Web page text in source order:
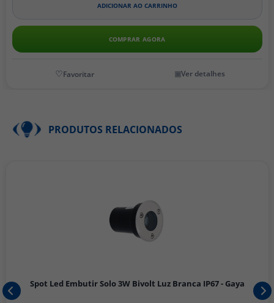
ADICIONAR AO CARRINHO
COMPRAR AGORA
Ver detalhes
PRODUTOS RELACIONADOS
Spot Led Embutir Solo 3W Bivolt Luz Branca IP67 - Gaya